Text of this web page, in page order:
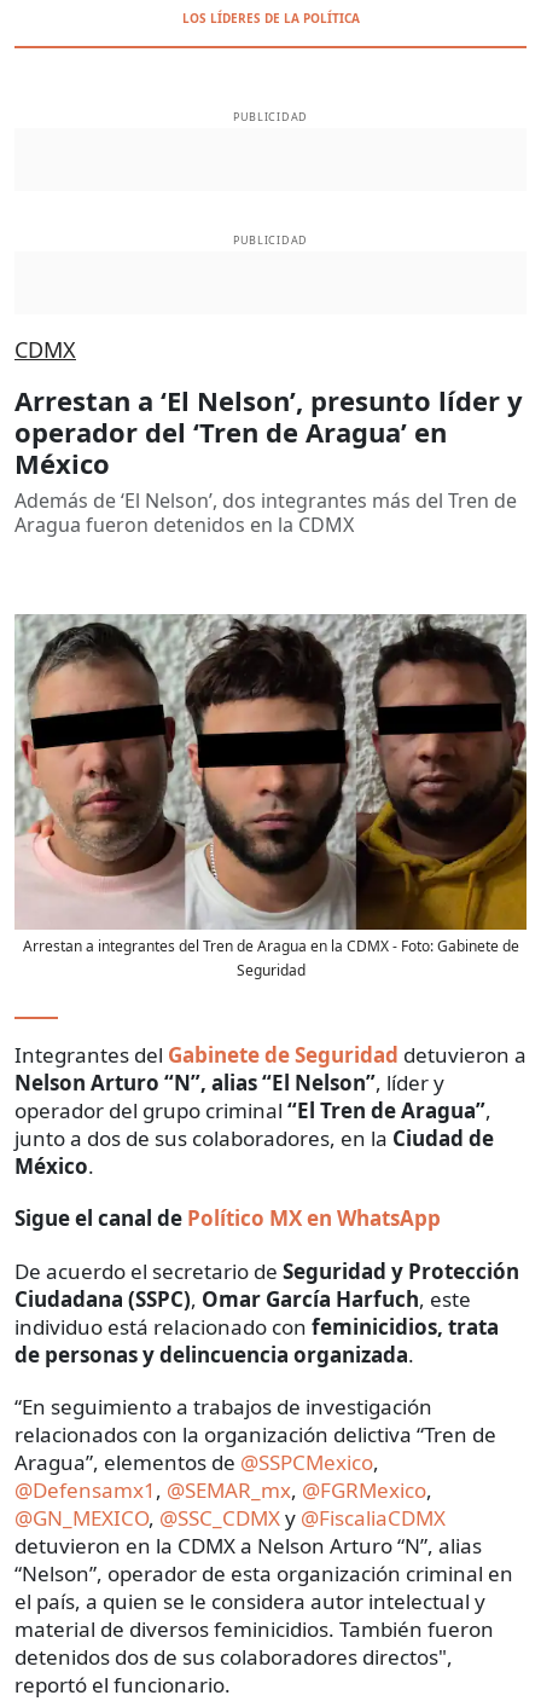
LOS LÍDERES DE LA POLÍTICA
PUBLICIDAD
PUBLICIDAD
CDMX
Arrestan a ‘El Nelson’, presunto líder y
operador del ‘Tren de Aragua’ en
México
Además de ‘El Nelson’, dos integrantes más del Tren de
Aragua fueron detenidos en la CDMX
Arrestan a integrantes del Tren de Aragua en la CDMX- Foto:Gabinete de
Seguridad
Integrantes del Gabinete de Seguridad detuvieron a
Nelson Arturo “N”, alias “El Nelson”, líder y
operador del grupo criminal “El Tren de Aragua”,
junto a dos de sus colaboradores, en la Ciudad de
México.
Sigue el canal de Político MX en WhatsApp
De acuerdo el secretario de Seguridad y Protección
Ciudadana (SSPC), Omar García Harfuch, este
individuo está relacionado con feminicidios, trata
de personas y delincuencia organizada.
“En seguimiento a trabajos de investigación
relacionados con la organización delictiva “Tren de
Aragua”, elementos de @SSPCMexico,
@Defensamx1 , @SEMAR_mx, @FGRMexico,
@GN_MEXICO, @SSC_CDMXy @FiscaliaCDMX
detuvieron en la CDMX a Nelson Arturo “N”, alias
“Nelson”, operador de esta organización criminal en
el país, a quien se le considera autor intelectual y
material de diversos feminicidios. También fueron
detenidos dos de sus colaboradores directos",
reportó el funcionario.